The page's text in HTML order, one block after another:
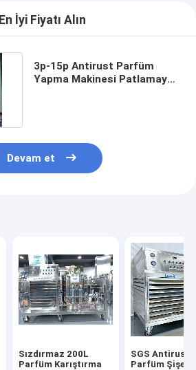
En İyi Fiyatı Alın
3p-15p Antirust Parfüm
Yapma Makinesi Patlamaya
Devam et
Sızdırmaz 200L
Parfüm Karıştırma
SGS Antirust
Parfüm Şişesi